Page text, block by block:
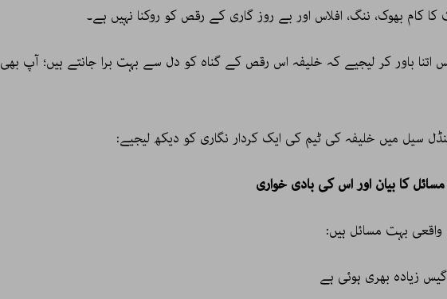
کا کام بھوک، ننگ، افلاس اور بے روز گاری کے رقص کو روکنا نہیں ہے۔
اتنا باور کر لیجیے کہ خلیفہ اس رقص کے گناہ کو دل سے بہت برا جانتے ہیں؛ آپ بھی
سیل میں خلیفہ کی ٹیم کی ایک کردار نگاری کو دیکھ لیجیے:
کا بیان اور اس کی بادی خواری
بہت مسائل ہیں: